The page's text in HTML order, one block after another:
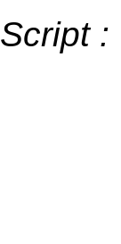
Script :